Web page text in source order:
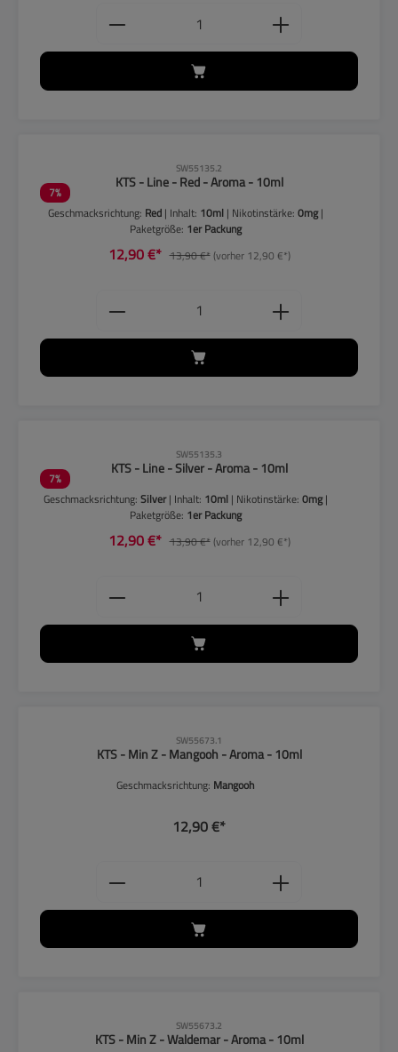
Produkt Anzahl: Gib den
7%
SW55135.2
KTS - Line - Red - Aroma - 10ml
Geschmacksrichtung: Red | Inhalt: 10ml | Nikotinstärke: 0mg|
Paketgröße: 1er Packung
12,90 €* 13,90 €*(vorher 12,90 €*)
Produkt Anzahl: Gib den
7%
SW55135.3
KTS - Line - Silver - Aroma - 10ml
Geschmacksrichtung: Silver| Inhalt: 10ml | Nikotinstärke: 0mg|
Paketgröße: 1er Packung
12,90 €* 13,90 €*(vorher 12,90 €*)
Produkt Anzahl: Gib den
SW55673.1
KTS - Min Z - Mangooh - Aroma - 10ml
Geschmacksrichtung: Mangooh
12,90 €*
Produkt Anzahl: Gib den
SW55673.2
KTS - Min Z - Waldemar - Aroma - 10ml